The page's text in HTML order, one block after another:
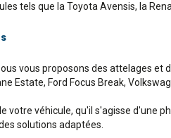
tels que la Toyota Avensis, la
vous proposons des attelages
Estate, Ford Focus Break,
véhicule, qu'il s'agisse d'une
solutions adaptées.